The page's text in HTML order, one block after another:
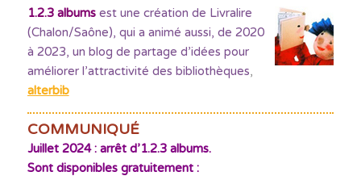
1.2.3 albumsest une création de Livralire
(Chalon/Saône), qui a animé aussi, de 2020
à 2023, un blog de partage d’idées pour
améliorer l’attractivité des bibliothèques,
alterbib
COMMUNIQUÉ
Juillet 2024 : arrêt d’1.2.3 albums.
Sont disponibles gratuitement :